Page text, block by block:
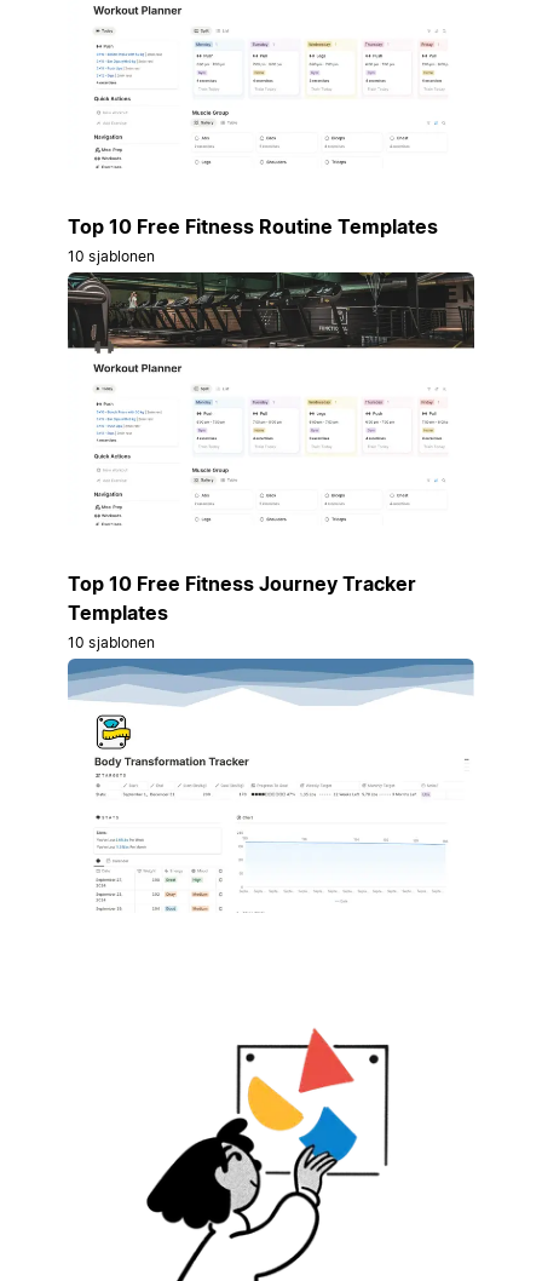
Top 10 Free Fitness Routine Templates
10 sjablonen
Top 10 Free Fitness Journey Tracker
Templates
10 sjablonen